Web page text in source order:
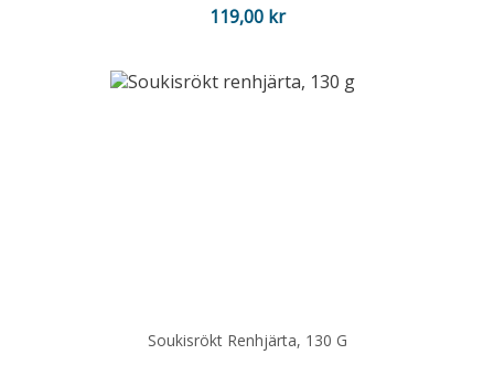
Pris
119,00 kr
Soukisrökt Renhjärta, 130 G